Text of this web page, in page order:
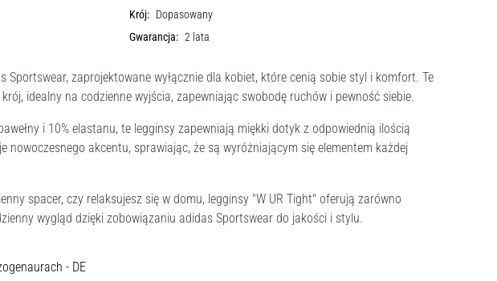
Krój: Dopasowany
Gwarancja: 2 lata
Sportswear, zaprojektowane wyłącznie dla kobiet, które cenią sobie styl i komfort. Te
idealny na codzienne wyjścia, zapewniając swobodę ruchów i pewność siebie.
i 10% elastanu, te legginsy zapewniają miękki dotyk z odpowiednią ilością
nowoczesnego akcentu, sprawiając, że są wyróżniającym się elementem każdej
spacer, czy relaksujesz się w domu, legginsy "W UR Tight" oferują zarówno
wygląd dzięki zobowiązaniu adidas Sportswear do jakości i stylu.
- DE